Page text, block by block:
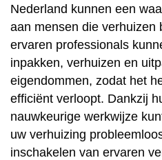
Nederland kunnen een
aan mensen die verhuizen
ervaren professionals
inpakken, verhuizen en
eigendommen, zodat het
efficiënt verloopt. Dankzij
nauwkeurige werkwijze
uw verhuizing
inschakelen van ervaren